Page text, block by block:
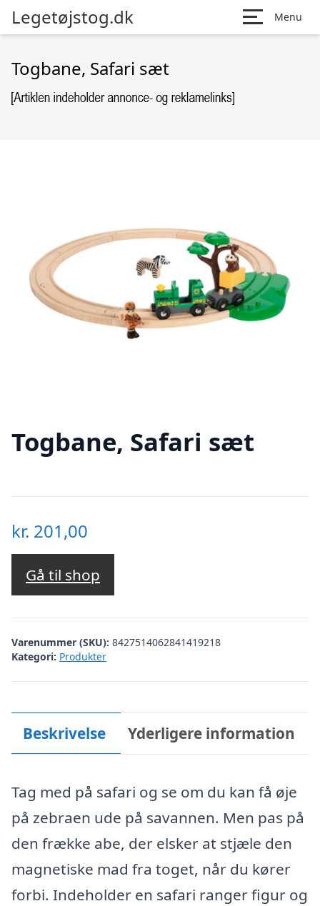
Legetøjstog.dk Menu
Togbane, Safari sæt
Togbane, Safari sæt
kr. 201,00
Gå til shop
Varenummer (SKU): 8427514062841419218
Kategori: Produkter
Beskrivelse Yderligere information
Tag med på safari og se om du kan få øje
på zebraen ude på savannen. Men pas på
den frække abe, der elsker at stjæle den
magnetiske mad fra toget, når du kører
forbi. Indeholder en safari ranger figur og